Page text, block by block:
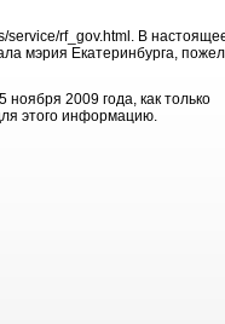
service/rf_gov.html. В
мэрия Екатеринбурга,
2009 года, как только
этого информацию.